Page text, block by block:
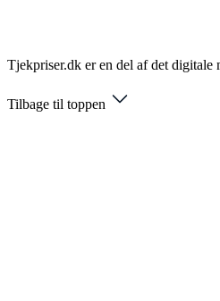
Tjekpriser.dk er en del af det digitale
Tilbage til toppen